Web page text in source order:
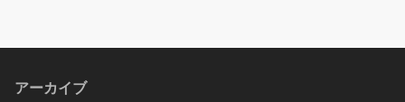
アーカイブ